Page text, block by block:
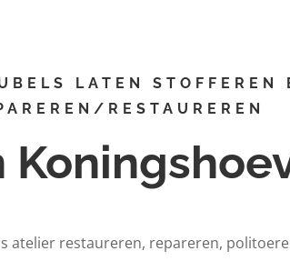
LATEN STOFFEREN
RESTAUREREN
atelier restaureren, repareren,